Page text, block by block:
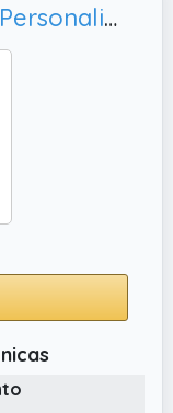
115 Biografías Célebres: Personalidades de la Historia Universal Vol. 1